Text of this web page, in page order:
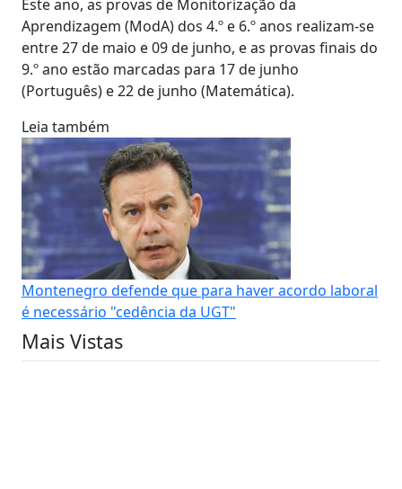
Este ano, as provas de Monitorização da
Aprendizagem (ModA) dos 4.º e 6.º anos realizam-se
entre 27 de maio e 09 de junho, e as provas finais do
9.º ano estão marcadas para 17 de junho
(Português) e 22 de junho (Matemática).
Leia também
Montenegro defende que para haver acordo laboral
é necessário "cedência da UGT"
Mais Vistas